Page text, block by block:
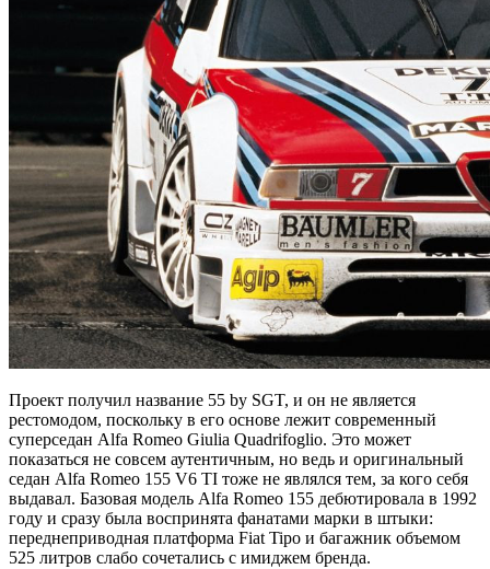
Проект получил название 55 by SGT, и он не является
рестомодом, поскольку в его основе лежит современный
суперседан Alfa Romeo Giulia Quadrifoglio. Это может
показаться не совсем аутентичным, но ведь и оригинальный
седан Alfa Romeo 155 V6 TI тоже не являлся тем, за кого себя
выдавал. Базовая модель Alfa Romeo 155 дебютировала в 1992
году и сразу была воспринята фанатами марки в штыки:
переднеприводная платформа Fiat Tipo и багажник объемом
525 литров слабо сочетались с имиджем бренда.